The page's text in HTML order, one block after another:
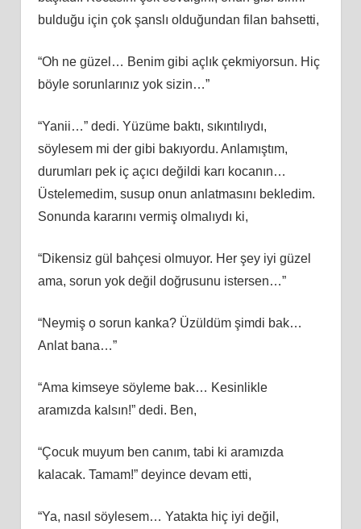
bulduğu için çok şanslı olduğundan filan bahsetti,
“Oh ne güzel… Benim gibi açlık çekmiyorsun. Hiç
böyle sorunlarınız yok sizin…”
“Yanii…” dedi. Yüzüme baktı, sıkıntılıydı,
söylesem mi der gibi bakıyordu. Anlamıştım,
durumları pek iç açıcı değildi karı kocanın…
Üstelemedim, susup onun anlatmasını bekledim.
Sonunda kararını vermiş olmalıydı ki,
“Dikensiz gül bahçesi olmuyor. Her şey iyi güzel
ama, sorun yok değil doğrusunu istersen…”
“Neymiş o sorun kanka? Üzüldüm şimdi bak…
Anlat bana…”
“Ama kimseye söyleme bak… Kesinlikle
aramızda kalsın!” dedi. Ben,
“Çocuk muyum ben canım, tabi ki aramızda
kalacak. Tamam!” deyince devam etti,
“Ya, nasıl söylesem… Yatakta hiç iyi değil,